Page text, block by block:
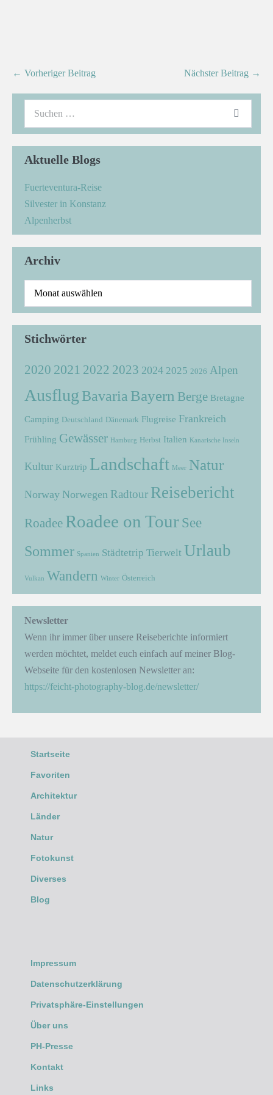
← Vorheriger Beitrag Nächster Beitrag →
Aktuelle Blogs
Fuerteventura-Reise
Silvester in Konstanz
Alpenherbst
Archiv
Stichwörter
2020 2021 2022 2023 2024 2025 2026 Alpen
Ausflug Bavaria Bayern Berge Bretagne
Camping Deutschland Dänemark Flugreise Frankreich
Frühling Gewässer Hamburg Herbst Italien Kanarische Inseln
Kultur Kurztrip Landschaft Meer Natur
Norway Norwegen Radtour Reisebericht
Roadee Roadee on Tour See
Sommer Spanien Städtetrip Tierwelt Urlaub
Vulkan Wandern Winter Österreich
Newsletter
Wenn ihr immer über unsere Reiseberichte informiert
werden möchtet, meldet euch einfach auf meiner Blog-
Webseite für den kostenlosen Newsletter an:
https://feicht-photography-blog.de/newsletter/
Startseite
Favoriten
Architektur
Länder
Natur
Fotokunst
Diverses
Blog
Impressum
Datenschutzerklärung
Privatsphäre-Einstellungen
Über uns
PH-Presse
Kontakt
Links